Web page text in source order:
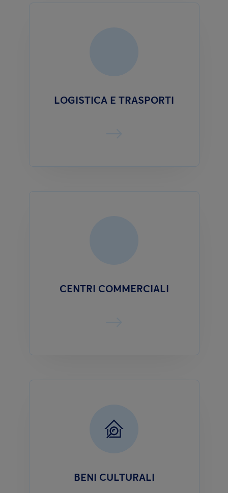
LOGISTICA E TRASPORTI
CENTRI COMMERCIALI
BENI CULTURALI